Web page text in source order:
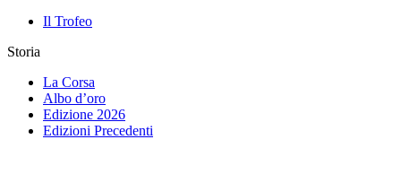
Il Trofeo
Storia
La Corsa
Albo d’oro
Edizione 2026
Edizioni Precedenti